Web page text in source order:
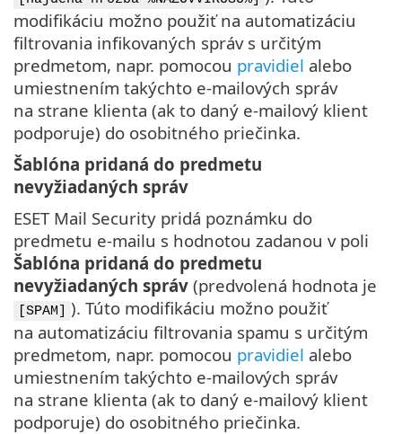
modifikáciu možno použiť na automatizáciu
filtrovania infikovaných správ s určitým
predmetom, napr. pomocou pravidiel alebo
umiestnením takýchto e‑mailových správ
na strane klienta (ak to daný e‑mailový klient
podporuje) do osobitného priečinka.
Šablóna pridaná do predmetu
nevyžiadaných správ
ESET Mail Security pridá poznámku do
predmetu e-mailu s hodnotou zadanou v poli
Šablóna pridaná do predmetu
nevyžiadaných správ (predvolená hodnota je
[SPAM]
). Túto modifikáciu možno použiť
na automatizáciu filtrovania spamu s určitým
predmetom, napr. pomocou pravidiel alebo
umiestnením takýchto e‑mailových správ
na strane klienta (ak to daný e‑mailový klient
podporuje) do osobitného priečinka.